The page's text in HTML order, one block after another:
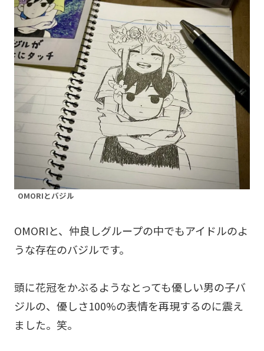
OMORIとバジル
OMORIと、仲良しグループの中でもアイドルのよ
うな存在のバジルです。
頭に花冠をかぶるようなとっても優しい男の子バ
ジルの、優しさ100%の表情を再現するのに震え
ました。笑。